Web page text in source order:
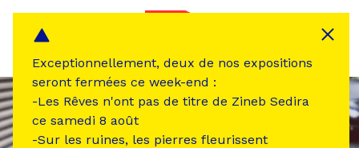
Exceptionnellement, deux de nos expositions
seront fermées ce week-end :
-Les Rêves n'ont pas de titre de Zineb Sedira
ce samedi 8 août
-Sur les ruines, les pierres fleurissent
Panneau de gestion des cookies